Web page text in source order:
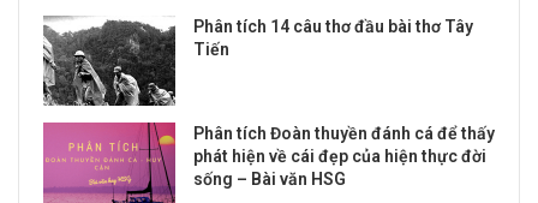
Phân tích 14 câu thơ đầu bài thơ Tây
Tiến
Phân tích Đoàn thuyền đánh cá để thấy
phát hiện về cái đẹp của hiện thực đời
sống – Bài văn HSG